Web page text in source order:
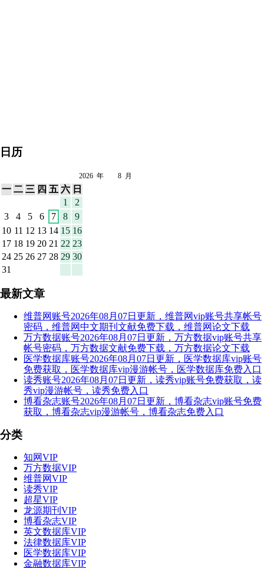
日历
2026 年 8 月
一 二 三 四 五 六 日
1
2
3
4 5 6 7 8
9
10 11 12 13 14 15 16
17 18 19 20 21 22 23
24 25 26 27 28 29 30
31
最新文章
维普网账号2026年08月07日更新，维普网vip账号共享帐号
密码，维普网中文期刊文献免费下载，维普网论文下载
万方数据账号2026年08月07日更新，万方数据vip账号共享
帐号密码，万方数据文献免费下载，万方数据论文下载
医学数据库账号2026年08月07日更新，医学数据库vip账号
免费获取，医学数据库vip漫游帐号，医学数据库免费入口
读秀账号2026年08月07日更新，读秀vip账号免费获取，读
秀vip漫游帐号，读秀免费入口
博看杂志账号2026年08月07日更新，博看杂志vip账号免费
获取，博看杂志vip漫游帐号，博看杂志免费入口
分类
知网VIP
万方数据VIP
维普网VIP
读秀VIP
超星VIP
龙源期刊VIP
博看杂志VIP
英文数据库VIP
法律数据库VIP
医学数据库VIP
金融数据库VIP